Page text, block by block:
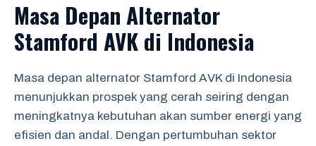
Masa Depan Alternator
Stamford AVK di Indonesia
Masa depan alternator Stamford AVK di Indonesia
menunjukkan prospek yang cerah seiring dengan
meningkatnya kebutuhan akan sumber energi yang
efisien dan andal. Dengan pertumbuhan sektor